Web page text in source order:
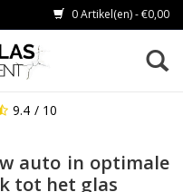
0 Artikel(en) - €0,00
9.4 / 10
auto in optimale
tot het glas